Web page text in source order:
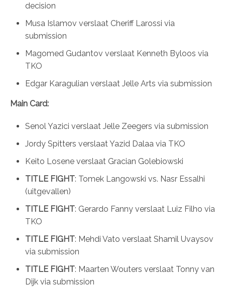
decision
Musa Islamov verslaat Cheriff Larossi via
submission
Magomed Gudantov verslaat Kenneth Byloos via
TKO
Edgar Karagulian verslaat Jelle Arts via submission
Main Card:
Senol Yazici verslaat Jelle Zeegers via submission
Jordy Spitters verslaat Yazid Dalaa via TKO
Keito Losene verslaat Gracian Golebiowski
TITLE FIGHT: Tomek Langowski vs. Nasr Essalhi
(uitgevallen)
TITLE FIGHT: Gerardo Fanny verslaat Luiz Filho via
TKO
TITLE FIGHT: Mehdi Vato verslaat Shamil Uvaysov
via submission
TITLE FIGHT: Maarten Wouters verslaat Tonny van
Dijk via submission